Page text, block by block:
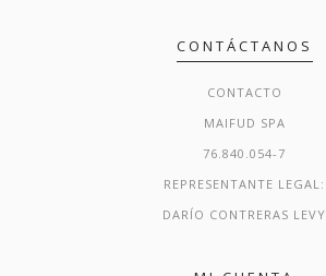
CONTÁCTANOS
CONTACTO
MAIFUD SPA
76.840.054-7
REPRESENTANTE LEGAL:
DARÍO CONTRERAS LEVY